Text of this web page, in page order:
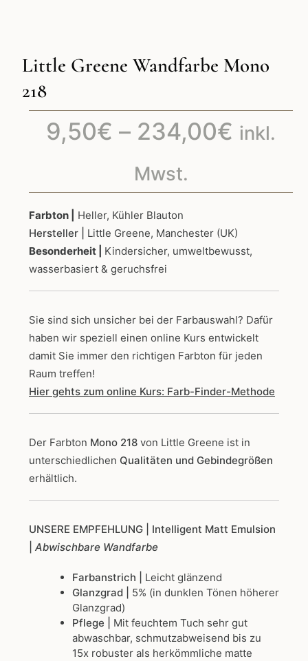
Little Greene Wandfarbe Mono
218
9,50€ – 234,00€ inkl.
Mwst.
Farbton |
Heller, Kühler Blauton
Hersteller | Little Greene, Manchester (UK)
Besonderheit | Kindersicher, umweltbewusst,
wasserbasiert & geruchsfrei
Sie sind sich unsicher bei der Farbauswahl? Dafür
haben wir speziell einen online Kurs entwickelt
damit Sie immer den richtigen Farbton für jeden
Raum treffen!
Hier gehts zum online Kurs: Farb-Finder-Methode
Der Farbton Mono 218 von Little Greene ist in
unterschiedlichen Qualitäten und Gebindegrößen
erhältlich.
UNSERE EMPFEHLUNG
| Intelligent Matt Emulsion
Abwischbare Wandfarbe
Farbanstrich | Leicht glänzend
Glanzgrad | 5% (in dunklen Tönen höherer
Glanzgrad)
Pflege | Mit feuchtem Tuch sehr gut
abwaschbar, schmutzabweisend bis zu
15x robuster als herkömmliche matte